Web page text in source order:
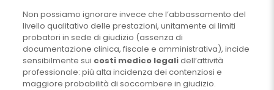
Non possiamo ignorare invece che l’abbassamento del
livello qualitativo delle prestazioni, unitamente ai limiti
probatori in sede di giudizio (assenza di
documentazione clinica, fiscale e amministrativa), incide
sensibilmente sui costi medico legalidell’attività
professionale: più alta incidenza dei contenziosi e
maggiore probabilità di soccombere in giudizio.